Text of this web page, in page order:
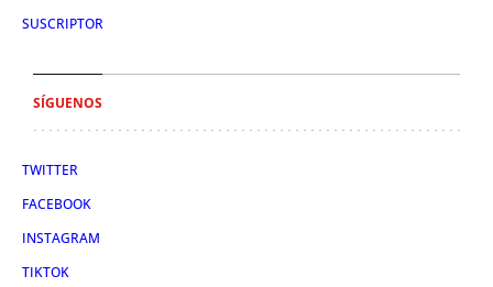
SUSCRIPTOR
SÍGUENOS
TWITTER
FACEBOOK
INSTAGRAM
TIKTOK